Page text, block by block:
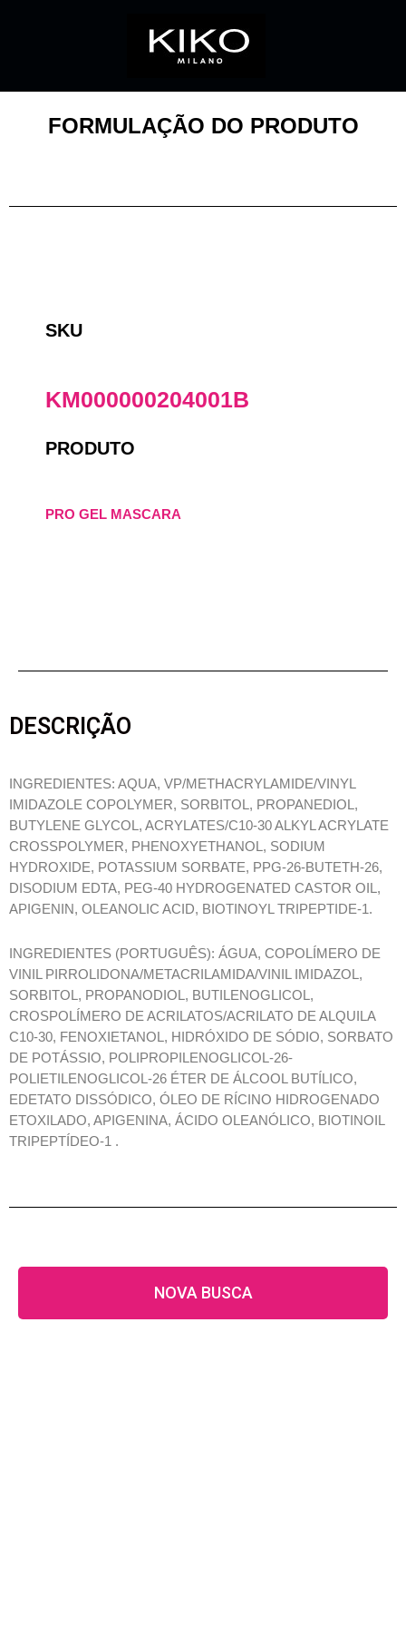
FORMULAÇÃO DO PRODUTO
SKU
KM000000204001B
PRODUTO
PRO GEL MASCARA
DESCRIÇÃO
INGREDIENTES: AQUA, VP/METHACRYLAMIDE/VINYL
IMIDAZOLE COPOLYMER, SORBITOL, PROPANEDIOL,
BUTYLENE GLYCOL, ACRYLATES/C10-30 ALKYL ACRYLATE
CROSSPOLYMER, PHENOXYETHANOL, SODIUM
HYDROXIDE, POTASSIUM SORBATE, PPG-26-BUTETH-26,
DISODIUM EDTA, PEG-40 HYDROGENATED CASTOR OIL,
APIGENIN, OLEANOLIC ACID, BIOTINOYL TRIPEPTIDE-1.
INGREDIENTES (PORTUGUÊS): ÁGUA, COPOLÍMERO DE
VINIL PIRROLIDONA/METACRILAMIDA/VINIL IMIDAZOL,
SORBITOL, PROPANODIOL, BUTILENOGLICOL,
CROSPOLÍMERO DE ACRILATOS/ACRILATO DE ALQUILA
C10-30, FENOXIETANOL, HIDRÓXIDO DE SÓDIO, SORBATO
DE POTÁSSIO, POLIPROPILENOGLICOL-26-
POLIETILENOGLICOL-26 ÉTER DE ÁLCOOL BUTÍLICO,
EDETATO DISSÓDICO, ÓLEO DE RÍCINO HIDROGENADO
ETOXILADO, APIGENINA, ÁCIDO OLEANÓLICO, BIOTINOIL
TRIPEPTÍDEO-1 .
NOVA BUSCA